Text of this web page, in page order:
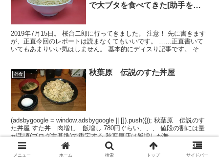
で大ブタを食べてきた[助手を何
2019年7月15日。 桜台二郎に行ってきました。 注意！ 先に書きます
が、正直今回のレポートは読まなくてもいいです。 ……正直書いて
いてもあまりいい気はしません。 基本的にディスり記事です。 それ
外食 秋葉原 伝説のすた丼屋
(adsbygoogle = window.adsbygoogle || []).push({}); 秋葉原 伝説のす
た丼屋 すた丼 肉増し 飯増し 780円ぐらい、、、 値段の割には量
が手頃(ブログ主基準)で重宝する 秋葉原店は飯増しが無...
【旨い】麺処マゼル(MAZERU)で
メニュー ホーム 検索 トップ サイドバー